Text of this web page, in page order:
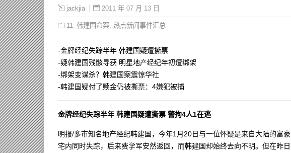
jackjia 2011 年 07 月 13 日
11_韩建国命案 热点新闻事件汇总
-金牌经纪失踪半年 韩建国疑遭撕票
-疑韩建国残骸寻获 明星地产经纪年初遭绑架
-绑架变谋杀？韩建国案震惊华社
-韩建国疑付了赎金仍被撕票：4嫌犯被捕
金牌经纪失踪半年 韩建国疑遭撕票 警拘4人1在逃
明报/多市知名地产经纪韩建国，今年1月20日与一位怀疑是来自大陆的富
宅内同时失踪，后来费学军安然返回，而韩建国却始终去向不明。但在昨